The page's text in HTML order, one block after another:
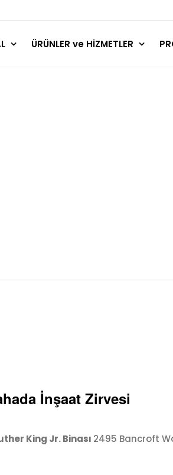
ÜRÜNLER ve HİZMETLER
İnşaat Zirvesi
King Jr. Binası 2495 Bancroft